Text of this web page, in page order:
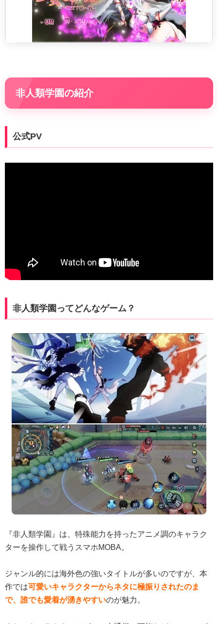
非人類学園の紹介
公式PV
非人類学園ってどんなゲーム？
『非人類学園』は、特殊能力を持ったアニメ調のキャラク
ターを操作して戦うスマホMOBA。
ジャンル的には海外色の強いタイトルが多いのですが、本
作では可愛いキャラクターからネタに極振りされたのま
で、誰でも愛着が湧きやすいのが魅力。